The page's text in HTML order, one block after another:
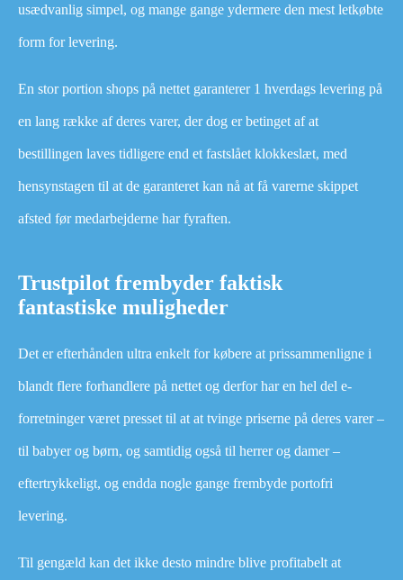
usædvanlig simpel, og mange gange ydermere den mest letkøbte
form for levering.
En stor portion shops på nettet garanterer 1 hverdags levering på
en lang række af deres varer, der dog er betinget af at
bestillingen laves tidligere end et fastslået klokkeslæt, med
hensynstagen til at de garanteret kan nå at få varerne skippet
afsted før medarbejderne har fyraften.
Trustpilot frembyder faktisk
fantastiske muligheder
Det er efterhånden ultra enkelt for købere at prissammenligne i
blandt flere forhandlere på nettet og derfor har en hel del e-
forretninger været presset til at at tvinge priserne på deres varer –
til babyer og børn, og samtidig også til herrer og damer –
eftertrykkeligt, og endda nogle gange frembyde portofri
levering.
Til gengæld kan det ikke desto mindre blive profitabelt at